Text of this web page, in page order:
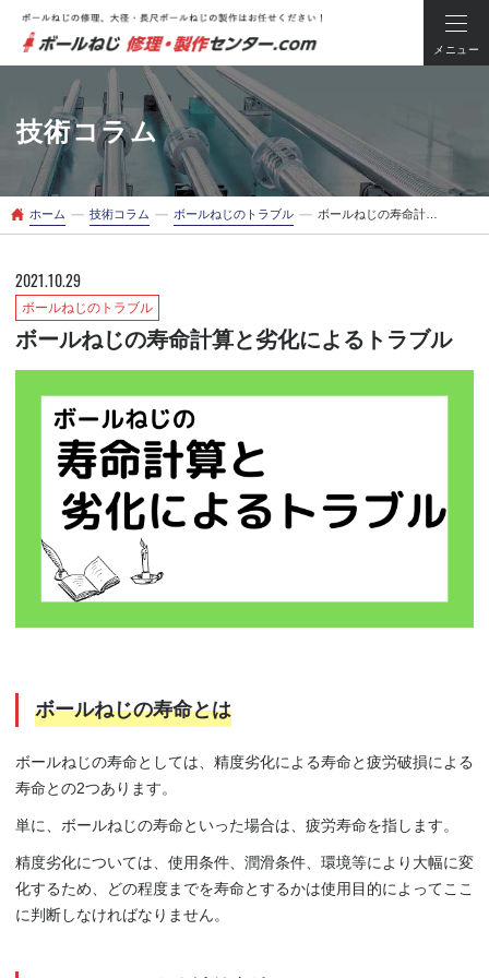
技術コラム
ホーム ー 技術コラム ー ボールねじのトラブル ー
2021.10.29
ボールねじのトラブル
ボールねじの寿命計算と劣化によるトラブル
ボールねじの寿命とは
ボールねじの寿命としては、精度劣化による寿命と疲労破損による
寿命との2つあります。
単に、ボールねじの寿命といった場合は、疲労寿命を指します。
精度劣化については、使用条件、潤滑条件、環境等により大幅に変
化するため、どの程度までを寿命とするかは使用目的によってここ
に判断しなければなりません。
メニュー